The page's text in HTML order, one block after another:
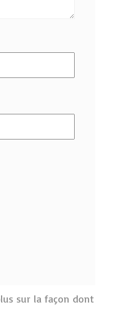
sur la façon dont